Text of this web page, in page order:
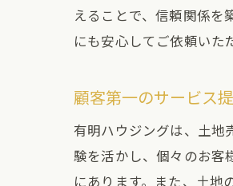
えることで、信頼関係を
にも安心してご依頼いた
顧客第一のサービス
有明ハウジングは、土地
験を活かし、個々のお客
にあります。また、土地